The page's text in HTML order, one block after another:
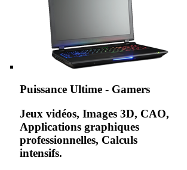
Puissance Ultime - Gamers
Jeux vidéos, Images 3D, CAO,
Applications graphiques
professionnelles, Calculs
intensifs.